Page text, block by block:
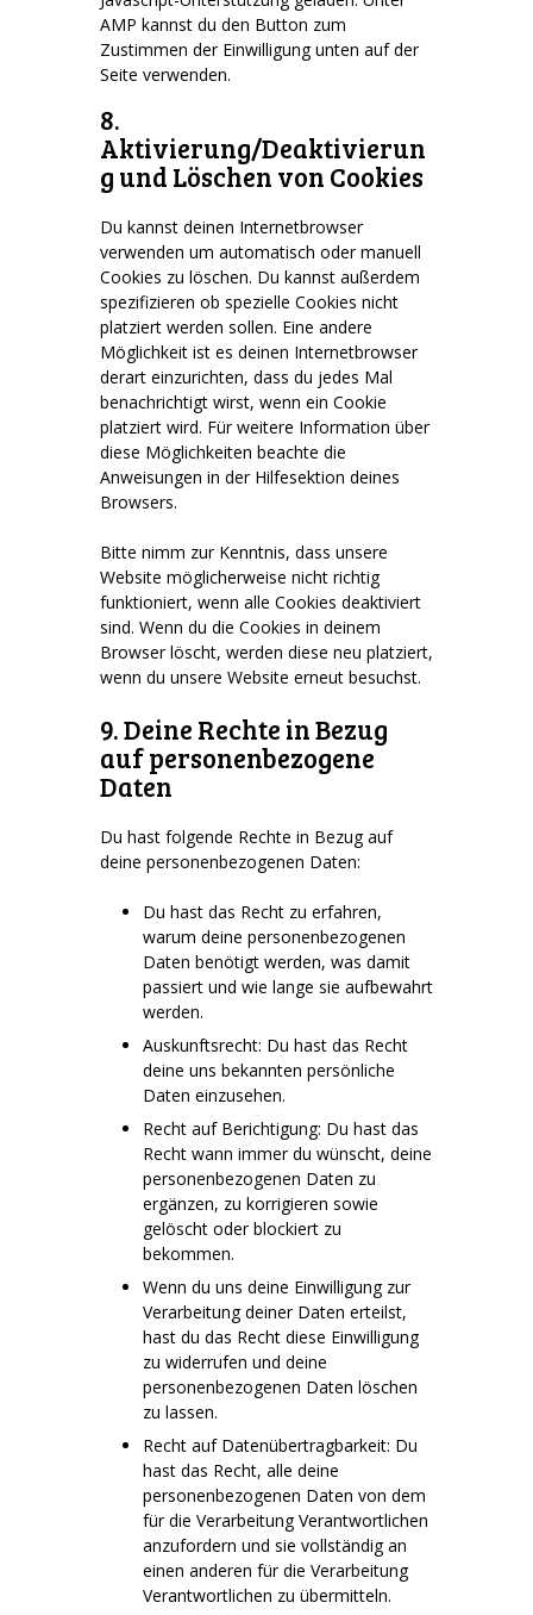
AMP kannst du den Button zum
Zustimmen der Einwilligung unten auf der
Seite verwenden.
8.
Aktivierung/Deaktivierun
g und Löschen von Cookies
Du kannst deinen Internetbrowser
verwenden um automatisch oder manuell
Cookies zu löschen. Du kannst außerdem
spezifizieren ob spezielle Cookies nicht
platziert werden sollen. Eine andere
Möglichkeit ist es deinen Internetbrowser
derart einzurichten, dass du jedes Mal
benachrichtigt wirst, wenn ein Cookie
platziert wird. Für weitere Information über
diese Möglichkeiten beachte die
Anweisungen in der Hilfesektion deines
Browsers.
Bitte nimm zur Kenntnis, dass unsere
Website möglicherweise nicht richtig
funktioniert, wenn alle Cookies deaktiviert
sind. Wenn du die Cookies in deinem
Browser löscht, werden diese neu platziert,
wenn du unsere Website erneut besuchst.
9. Deine Rechte in Bezug
auf personenbezogene
Daten
Du hast folgende Rechte in Bezug auf
deine personenbezogenen Daten:
Du hast das Recht zu erfahren,
warum deine personenbezogenen
Daten benötigt werden, was damit
passiert und wie lange sie aufbewahrt
werden.
Auskunftsrecht: Du hast das Recht
deine uns bekannten persönliche
Daten einzusehen.
Recht auf Berichtigung: Du hast das
Recht wann immer du wünscht, deine
personenbezogenen Daten zu
ergänzen, zu korrigieren sowie
gelöscht oder blockiert zu
bekommen.
Wenn du uns deine Einwilligung zur
Verarbeitung deiner Daten erteilst,
hast du das Recht diese Einwilligung
zu widerrufen und deine
personenbezogenen Daten löschen
zu lassen.
Recht auf Datenübertragbarkeit: Du
hast das Recht, alle deine
personenbezogenen Daten von dem
für die Verarbeitung Verantwortlichen
anzufordern und sie vollständig an
einen anderen für die Verarbeitung
Verantwortlichen zu übermitteln.